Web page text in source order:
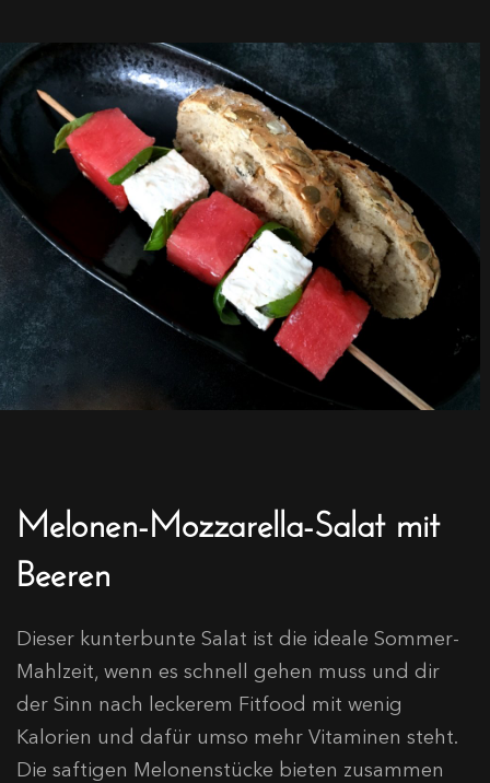
Melonen-Mozzarella-Salat mit
Beeren
Dieser kunterbunte Salat ist die ideale Sommer-
Mahlzeit, wenn es schnell gehen muss und dir
der Sinn nach leckerem Fitfood mit wenig
Kalorien und dafür umso mehr Vitaminen steht.
Die saftigen Melonenstücke bieten zusammen